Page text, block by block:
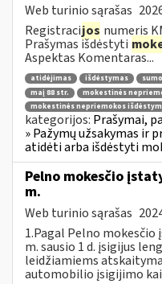
Web turinio sąrašas
Registracijos numeris
Prašymas išdėstyti
Aspektas Komentaras...
atidėjimas išdėstymas
maį 88 str.
mokestinės
mokestinės nepriemokos
kategorijos: Prašymai,
» Pažymų užsakymas ir
atidėti arba išdėstyti
Pelno mokesčio
m.
Web turinio sąrašas
1.Pagal Pelno
m. sausio 1 d. įsigijus
leidžiamiems
automobilio įsigijimo